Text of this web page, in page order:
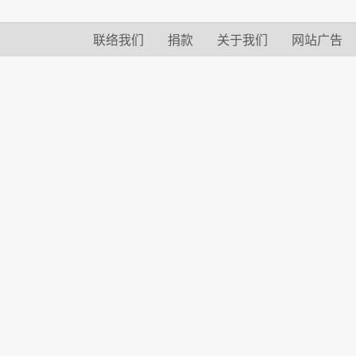
联络我们 捐款 关于我们 网站广告